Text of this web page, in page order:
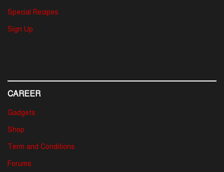
Special Recipes
Sign Up
CAREER
Gadgets
Shop
Term and Conditions
Forums